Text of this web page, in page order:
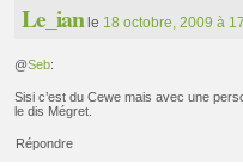
Le_ianle 18 octobre, 2009 à
@Seb:
Sisi c’est du Cewe mais avec une
le dis Mégret.
Répondre